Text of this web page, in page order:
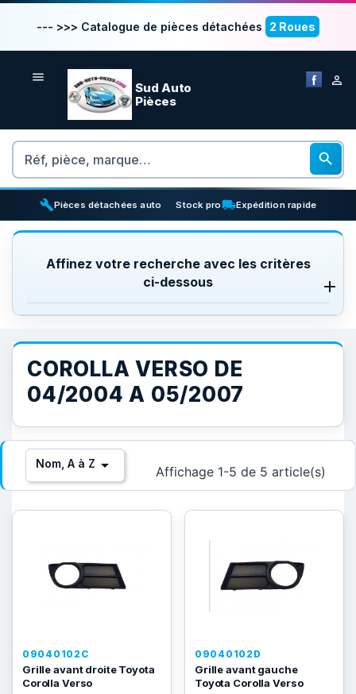
--- >>> Catalogue de pièces détachées 2 Roues
 
Sud Auto
Pièces
Rechercher

buildPièces détachées auto inventory_2
Stock prolocal_shippingExpédition rapide
Affinez votre recherche avec les critères
ci-dessous
COROLLA VERSO DE
04/2004 A 05/2007
Nom, A à Z  Affichage 1-5 de 5 article(s)
09040102C
Grille avant droite Toyota
Corolla Verso
09040102D
Grille avant gauche
Toyota Corolla Verso